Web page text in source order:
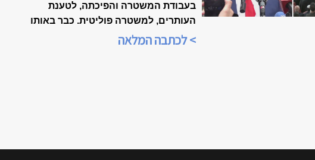
בעבודת המשטרה והפיכתה, לטענת
העותרים, למשטרה פוליטית. כבר באותו
> לכתבה המלאה